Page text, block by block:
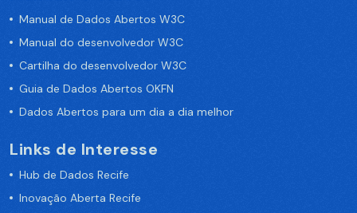
Manual de Dados Abertos W3C
Manual do desenvolvedor W3C
Cartilha do desenvolvedor W3C
Guia de Dados Abertos OKFN
Dados Abertos para um dia a dia melhor
Links de Interesse
Hub de Dados Recife
Inovação Aberta Recife